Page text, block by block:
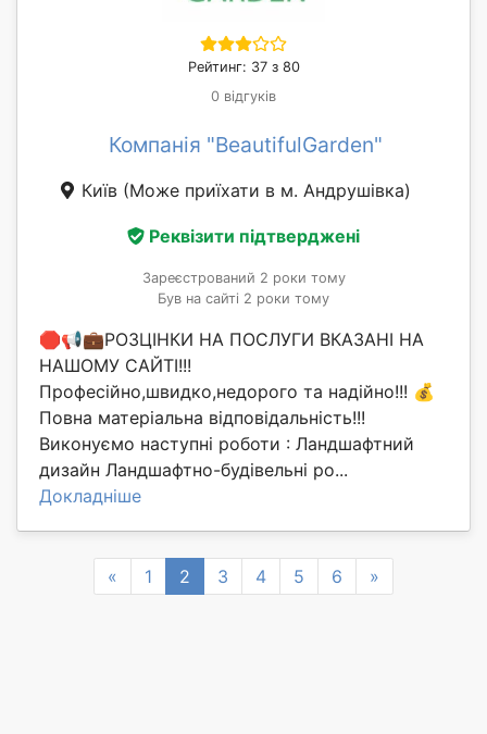
Рейтинг: 37 з 80
0 відгуків
Компанія "BeautifulGarden"
Київ (Може приїхати в м. Андрушівка)
Реквізити підтверджені
Зареєстрований 2 роки тому
Був на сайті 2 роки тому
🛑📢💼РОЗЦІНКИ НА ПОСЛУГИ ВКАЗАНІ НА
НАШОМУ САЙТІ!!!
Професійно,швидко,недорого та надійно!!! 💰
Повна матеріальна відповідальність!!!
Виконуємо наступні роботи : Ландшафтний
дизайн Ландшафтно-будівельні ро...
Докладніше
« Previous
1 2 3 4 5 6 »